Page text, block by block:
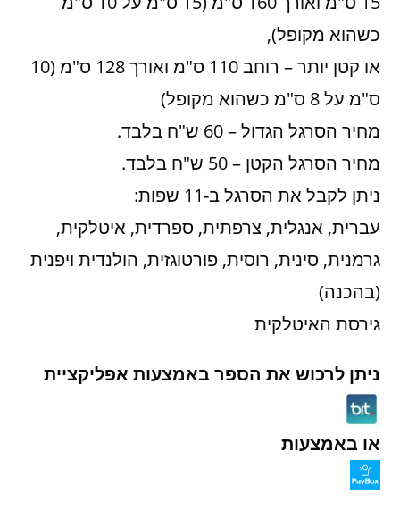
כשהוא מקופל),
או קטן יותר – רוחב 110 ס"מ ואורך 128 ס"מ (10
ס"מ על 8 ס"מ כשהוא מקופל)
מחיר הסרגל הגדול – 60 ש"ח בלבד.
מחיר הסרגל הקטן – 50 ש"ח בלבד.
ניתן לקבל את הסרגל ב-11 שפות:
עברית, אנגלית, צרפתית, ספרדית, איטלקית,
גרמנית, סינית, רוסית, פורטוגזית, הולנדית ויפנית
(בהכנה)
גירסת האיטלקית
ניתן לרכוש את הספר באמצעות אפליקציית
או באמצעות